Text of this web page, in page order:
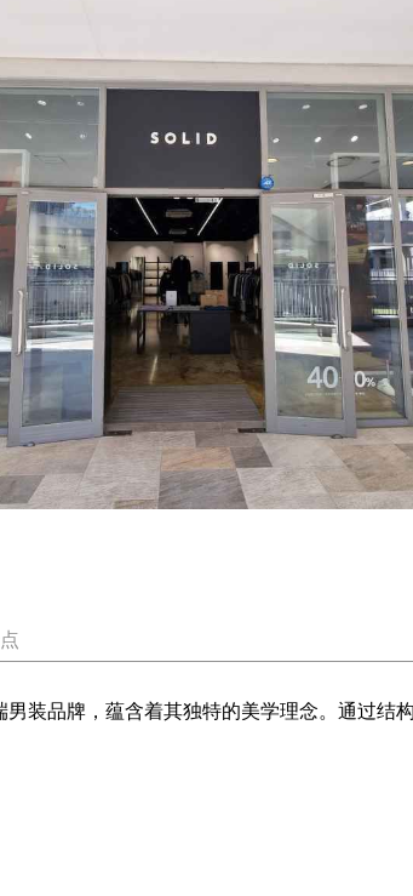
装品牌，蕴含着其独特的美学理念。通过结